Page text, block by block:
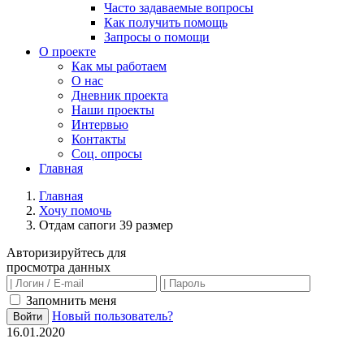
Часто задаваемые вопросы
Как получить помощь
Запросы о помощи
О проекте
Как мы работаем
О нас
Дневник проекта
Наши проекты
Интервью
Контакты
Соц. опросы
Главная
Главная
Хочу помочь
Отдам сапоги 39 размер
Авторизируйтесь для
просмотра данных
Запомнить меня
Войти
Новый пользователь?
16.01.2020